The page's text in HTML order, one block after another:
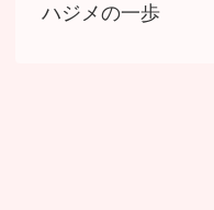
ハジメの一歩